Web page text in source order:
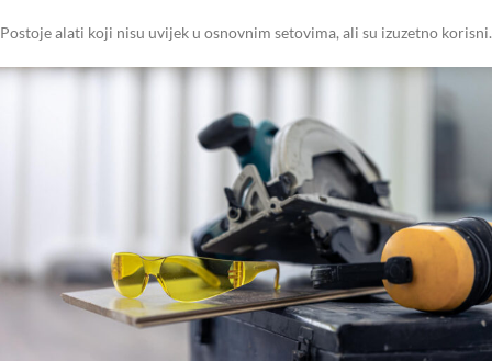
Postoje alati koji nisu uvijek u osnovnim setovima, ali su izuzetno korisni.